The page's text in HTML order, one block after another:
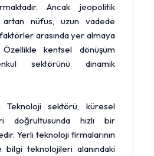
Ancak jeopolitik
nüfus, uzun vadede
arasında yer almaya
kentsel dönüşüm
sektörünü dinamik
Teknoloji sektörü, küresel
doğrultusunda hızlı bir
Yerli teknoloji firmalarının
bilgi teknolojileri alanındaki